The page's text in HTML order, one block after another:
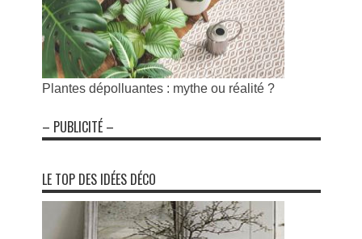
Plantes dépolluantes : mythe ou réalité ?
– PUBLICITÉ –
LE TOP DES IDÉES DÉCO